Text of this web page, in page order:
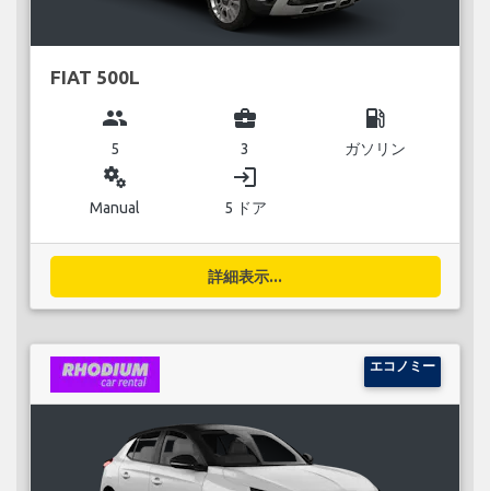
FIAT 500L
group
5
business_center
3
local_gas_station
ガソリン
miscellaneous_services
Manual
login
5 ドア
詳細表示...
エコノミー